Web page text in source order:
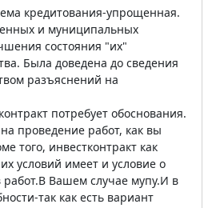
кредитования-упрощенная.
и муниципальных
состояния "их"
Была доведена до сведения
разъяснений на
потребует обоснования.
проведение работ, как вы
того, инвестконтракт как
условий имеет и условие о
работ.В Вашем случае мупу.И в
так как есть вариант